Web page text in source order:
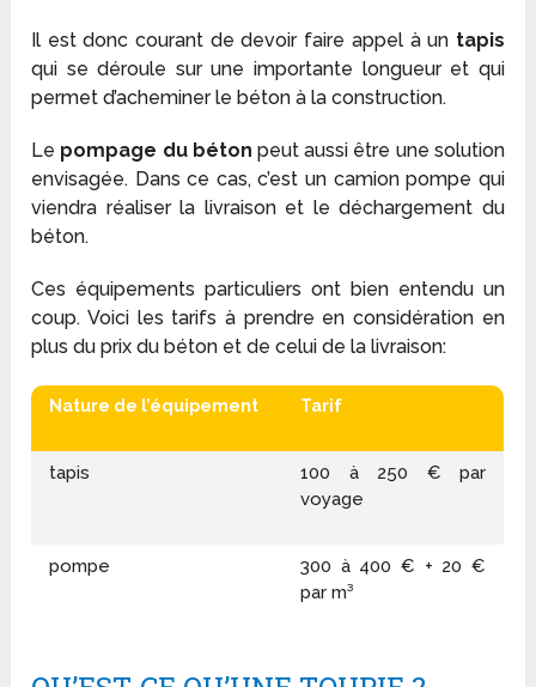
Il est donc courant de devoir faire appel à un tapis
qui se déroule sur une importante longueur et qui
permet d’acheminer le béton à la construction.
Le pompage du béton peut aussi être une solution
envisagée. Dans ce cas, c’est un camion pompe qui
viendra réaliser la livraison et le déchargement du
béton.
Ces équipements particuliers ont bien entendu un
coup. Voici les tarifs à prendre en considération en
plus du prix du béton et de celui de la livraison:
Nature de l’équipement Tarif
tapis
100 à 250 € par
voyage
pompe
300 à 400 € + 20 €
par m³